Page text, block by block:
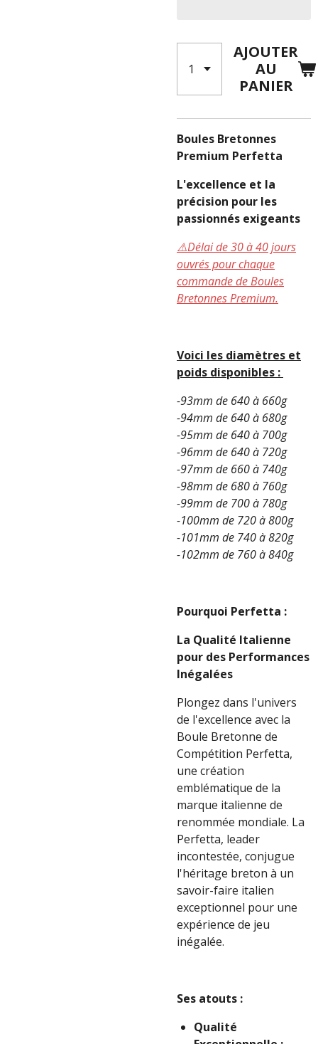
AJOUTER
AU
PANIER
Boules Bretonnes
Premium Perfetta
L'excellence et la
précision pour les
passionnés exigeants
⚠️Délai de 30 à 40 jours
ouvrés pour chaque
commande de Boules
Bretonnes Premium.
Voici les diamètres et
poids disponibles :
-93mm de 640 à 660g
-94mm de 640 à 680g
-95mm de 640 à 700g
-96mm de 640 à 720g
-97mm de 660 à 740g
-98mm de 680 à 760g
-99mm de 700 à 780g
-100mm de 720 à 800g
-101mm de 740 à 820g
-102mm de 760 à 840g
Pourquoi Perfetta :
La Qualité Italienne
pour des Performances
Inégalées
Plongez dans l'univers
de l'excellence avec la
Boule Bretonne de
Compétition Perfetta,
une création
emblématique de la
marque italienne de
renommée mondiale. La
Perfetta, leader
incontestée, conjugue
l'héritage breton à un
savoir-faire italien
exceptionnel pour une
expérience de jeu
inégalée.
Ses atouts :
Qualité